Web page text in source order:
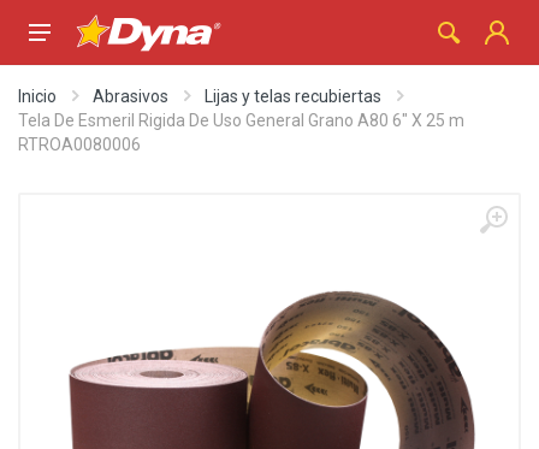
Inicio Abrasivos
Lijas y telas recubiertas
Tela De Esmeril Rigida De Uso General Grano A80 6" X 25 m
RTROA0080006